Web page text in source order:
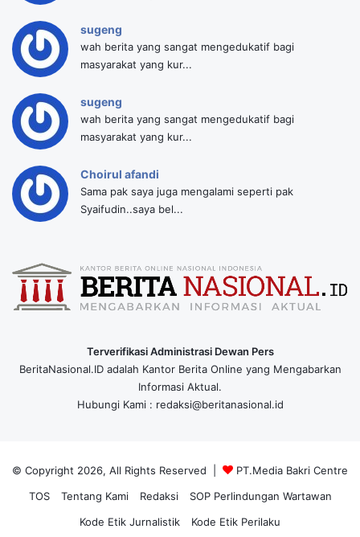
sugeng
wah berita yang sangat mengedukatif bagi
masyarakat yang kur...
sugeng
wah berita yang sangat mengedukatif bagi
masyarakat yang kur...
Choirul afandi
Sama pak saya juga mengalami seperti pak
Syaifudin..saya bel...
Terverifikasi Administrasi Dewan Pers
BeritaNasional.ID adalah Kantor Berita Online yang Mengabarkan
Informasi Aktual.
Hubungi Kami : redaksi@beritanasional.id
© Copyright 2026, All Rights Reserved |
PT.Media Bakri Centre
TOS
Tentang Kami Redaksi
SOP Perlindungan Wartawan
Kode Etik Jurnalistik
Kode Etik Perilaku